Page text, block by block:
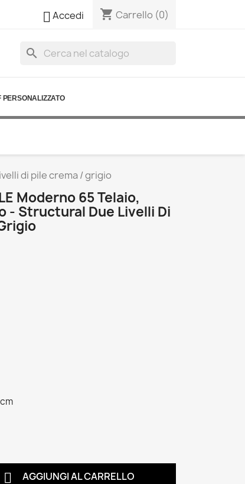
Accedi shopping_cart Carrello (0)
search
PERSONALIZZATO
di pile crema / grigio
Moderno 65 Telaio,
- Structural Due Livelli Di
 AGGIUNGI AL CARRELLO